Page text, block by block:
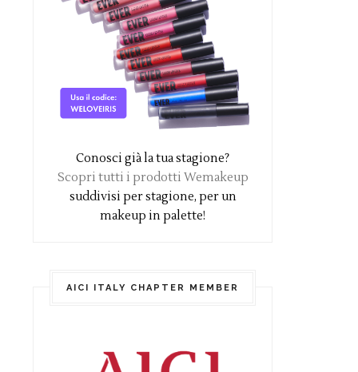
Conosci già la tua stagione?
Scopri tutti i prodotti Wemakeup
suddivisi per stagione, per un
makeup in palette!
AICI ITALY CHAPTER MEMBER